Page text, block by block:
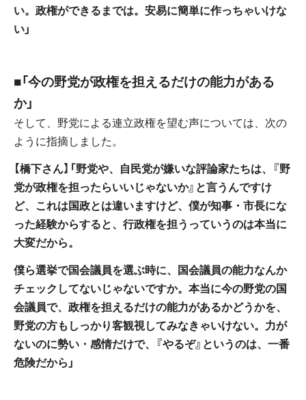
い。政権ができるまでは。安易に簡単に作っちゃいけな
い」
■「今の野党が政権を担えるだけの能力がある
か」
そして、野党による連立政権を望む声については、次の
ように指摘しました。
【橋下さん】「野党や、自民党が嫌いな評論家たちは、『野
党が政権を担ったらいいじゃないか』と言うんですけ
ど、これは国政とは違いますけど、僕が知事・市長にな
った経験からすると、行政権を担うっていうのは本当に
大変だから。
僕ら選挙で国会議員を選ぶ時に、国会議員の能力なんか
チェックしてないじゃないですか。本当に今の野党の国
会議員で、政権を担えるだけの能力があるかどうかを、
野党の方もしっかり客観視してみなきゃいけない。力が
ないのに勢い・感情だけで、『やるぞ』というのは、一番
危険だから」